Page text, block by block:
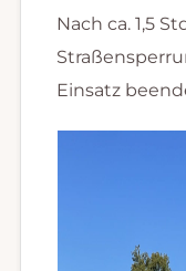
Nach ca. 1,5
Einsatz